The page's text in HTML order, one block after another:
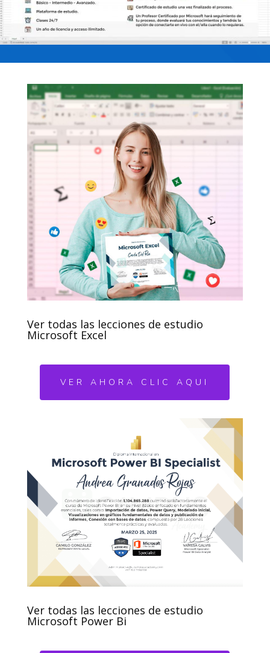
Ver todas las lecciones de estudio
Microsoft Excel
VER AHORA CLIC AQUI
Ver todas las lecciones de estudio
Microsoft Power Bi